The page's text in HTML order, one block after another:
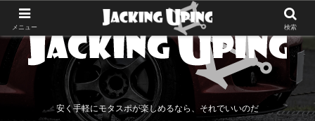
安く手軽にモタスポが楽しめるなら、それでいいのだ
メニュー 検索